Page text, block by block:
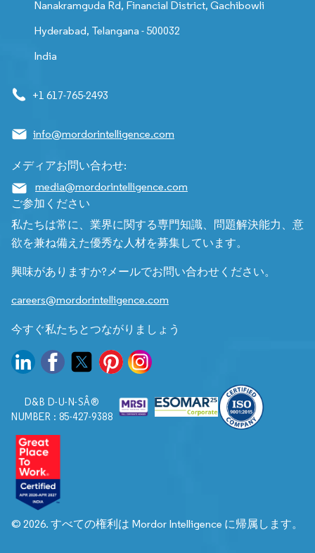
Nanakramguda Rd, Financial District, Gachibowli
Hyderabad, Telangana - 500032
India
+1 617-765-2493
info@mordorintelligence.com
メディアお問い合わせ:
media@mordorintelligence.com
ご参加ください
私たちは常に、業界に関する専門知識、問題解決能力、意
欲を兼ね備えた優秀な人材を募集しています。
興味がありますか?メールでお問い合わせください。
careers@mordorintelligence.com
今すぐ私たちとつながりましょう
D&B D-U-N-SÂ®
NUMBER : 85-427-9388
© 2026. すべての権利は Mordor Intelligence に帰属します。